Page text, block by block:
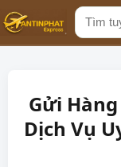
Tìm
kiếm
Gửi
Dịch Vụ